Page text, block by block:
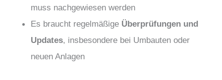
muss nachgewiesen werden
Es braucht regelmäßige Überprüfungen und
Updates, insbesondere bei Umbauten oder
neuen Anlagen